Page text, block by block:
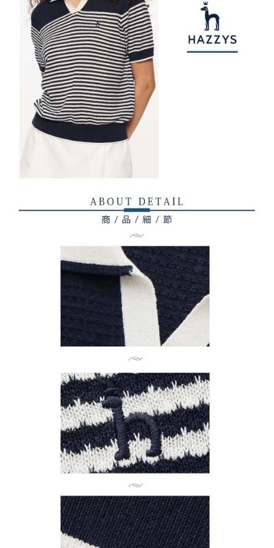
權轉讓予恩沛科技股份有限公司。
２．關於個人資料處理事宜，請瀏覽以下網址：
https://aftee.tw/terms/#terms3
３．未成年的使用者請事先徵得法定代理人或監護人之同意方可使用
「AFTEE先享後付」，若未經同意申辦者引起之損失，本公司不負相關責
４．使用「AFTEE先享後付」時，將依據個別帳號之用戶狀況，依本公司即
時審查核予不同之上限額度；若仍有額度不足之情形，本公司將視審查結果
請求用戶進行身份認證。
５．嚴禁一人註冊多個帳號或使用他人資訊註冊。若發現惡意使用之情形，
恩沛科技股份有限公司將有權停止該用戶之使用額度並採取法律行動。
付款後7-11取貨
免運費
離島宅配
免運費